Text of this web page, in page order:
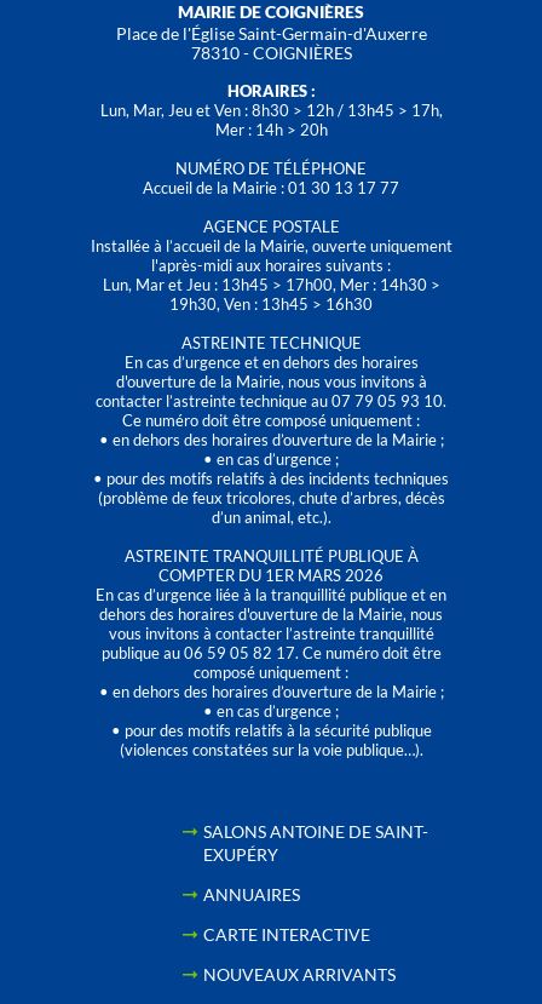
MAIRIE DE COIGNIÈRES
Place de l'Église Saint-Germain-d'Auxerre
78310 - COIGNIÈRES
HORAIRES :
Lun, Mar, Jeu et Ven : 8h30 > 12h / 13h45 > 17h,
Mer : 14h > 20h
NUMÉRO DE TÉLÉPHONE
Accueil de la Mairie : 01 30 13 17 77
AGENCE POSTALE
Installée à l’accueil de la Mairie, ouverte uniquement
l'après-midi aux horaires suivants :
Lun, Mar et Jeu : 13h45 > 17h00, Mer : 14h30 >
19h30, Ven : 13h45 > 16h30
ASTREINTE TECHNIQUE
En cas d’urgence et en dehors des horaires
d'ouverture de la Mairie, nous vous invitons à
contacter l’astreinte technique au 07 79 05 93 10.
Ce numéro doit être composé uniquement :
• en dehors des horaires d’ouverture de la Mairie ;
• en cas d’urgence ;
• pour des motifs relatifs à des incidents techniques
(problème de feux tricolores, chute d’arbres, décès
d’un animal, etc.).
ASTREINTE TRANQUILLITÉ PUBLIQUE À
COMPTER DU 1ER MARS 2026
En cas d’urgence liée à la tranquillité publique et en
dehors des horaires d'ouverture de la Mairie, nous
vous invitons à contacter l’astreinte tranquillité
publique au 06 59 05 82 17. Ce numéro doit être
composé uniquement :
• en dehors des horaires d’ouverture de la Mairie ;
• en cas d’urgence ;
• pour des motifs relatifs à la sécurité publique
(violences constatées sur la voie publique…).
SALONS ANTOINE DE SAINT-
EXUPÉRY
ANNUAIRES
CARTE INTERACTIVE
NOUVEAUX ARRIVANTS